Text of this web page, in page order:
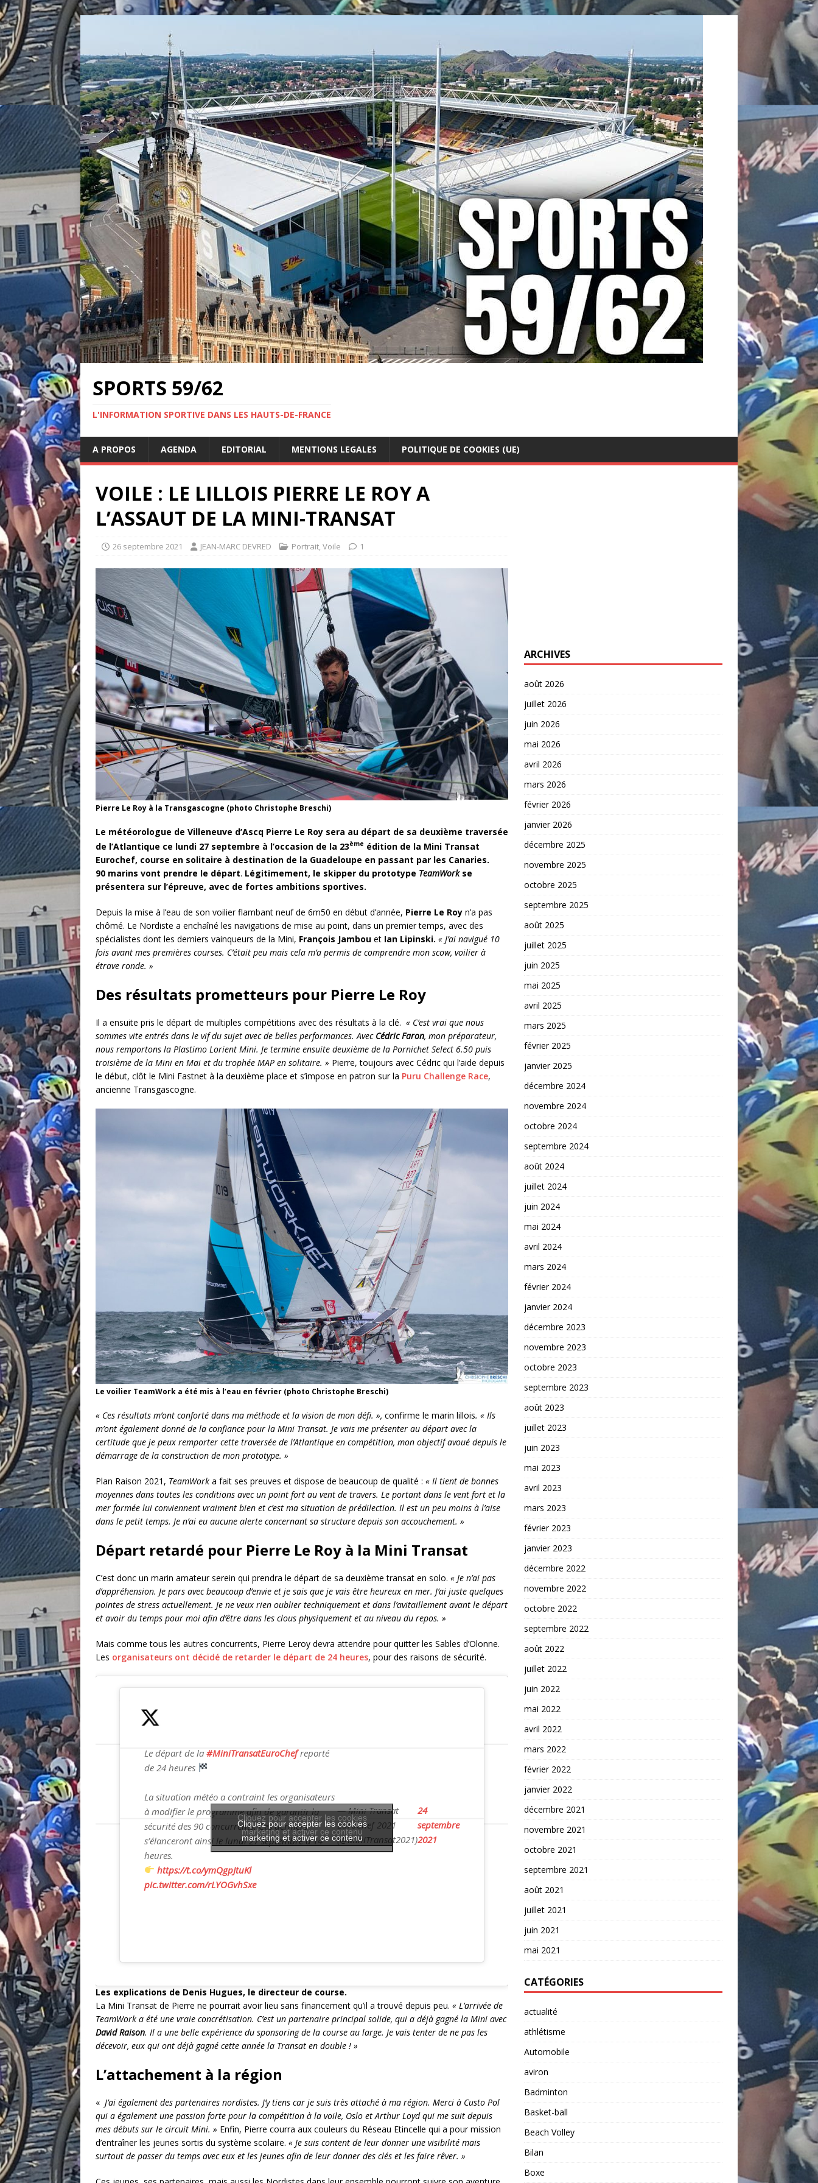
SPORTS 59/62
L'INFORMATION SPORTIVE DANS LES HAUTS-DE-FRANCE
A PROPOS AGENDA EDITORIAL MENTIONS LEGALES POLITIQUE DE COOKIES (UE)
VOILE : LE LILLOIS PIERRE LE ROY A
L’ASSAUT DE LA MINI-TRANSAT
26 septembre 2021 JEAN-MARC DEVRED Portrait,Voile 1
Pierre Le Roy à la Transgascogne (photo Christophe Breschi)
Le météorologue de Villeneuve d’Ascq Pierre Le Roy sera au départ de sa deuxième traversée
de l’Atlantique ce lundi 27 septembre à l’occasion de la 23ème édition de la Mini Transat
Eurochef, course en solitaire à destination de la Guadeloupe en passant par les Canaries.
90 marins vont prendre le départ. Légitimement, le skipper du prototype TeamWorkse
présentera sur l’épreuve, avec de fortes ambitions sportives.
Depuis la mise à l’eau de son voilier flambant neuf de 6m50 en début d’année, Pierre Le Roy n’a pas
chômé. Le Nordiste a enchaîné les navigations de mise au point, dans un premier temps, avec des
spécialistes dont les derniers vainqueurs de la Mini, François Jambou et Ian Lipinski. « J’ai navigué 10
fois avant mes premières courses. C’était peu mais cela m’a permis de comprendre mon scow, voilier à
étrave ronde. »
Des résultats prometteurs pour Pierre Le Roy
Il a ensuite pris le départ de multiples compétitions avec des résultats à la clé. « C’est vrai que nous
sommes vite entrés dans le vif du sujet avec de belles performances. Avec Cédric Faron, mon préparateur,
nous remportons la Plastimo Lorient Mini. Je termine ensuite deuxième de la Pornichet Select 6.50 puis
troisième de la Mini en Mai et du trophée MAP en solitaire. » Pierre, toujours avec Cédric qui l’aide depuis
le début, clôt le Mini Fastnet à la deuxième place et s’impose en patron sur la Puru Challenge Race,
ancienne Transgascogne.
Le voilier TeamWork a été mis à l’eau en février (photo Christophe Breschi)
« Ces résultats m’ont conforté dans ma méthode et la vision de mon défi. », confirme le marin lillois. « Ils
m’ont également donné de la confiance pour la Mini Transat. Je vais me présenter au départ avec la
certitude que je peux remporter cette traversée de l’Atlantique en compétition, mon objectif avoué depuis le
démarrage de la construction de mon prototype. »
Plan Raison 2021, TeamWork a fait ses preuves et dispose de beaucoup de qualité : « Il tient de bonnes
moyennes dans toutes les conditions avec un point fort au vent de travers. Le portant dans le vent fort et la
mer formée lui conviennent vraiment bien et c’est ma situation de prédilection. Il est un peu moins à l’aise
dans le petit temps. Je n’ai eu aucune alerte concernant sa structure depuis son accouchement. »
Départ retardé pour Pierre Le Roy à la Mini Transat
C’est donc un marin amateur serein qui prendra le départ de sa deuxième transat en solo. « Je n’ai pas
d’appréhension. Je pars avec beaucoup d’envie et je sais que je vais être heureux en mer. J’ai juste quelques
pointes de stress actuellement. Je ne veux rien oublier techniquement et dans l’avitaillement avant le départ
et avoir du temps pour moi afin d’être dans les clous physiquement et au niveau du repos. »
Mais comme tous les autres concurrents, Pierre Leroy devra attendre pour quitter les Sables d’Olonne.
Les organisateurs ont décidé de retarder le départ de 24 heures, pour des raisons de sécurité.
Le départ de la #MiniTransatEuroChefreporté
de 24 heures
La situation météo a contraint les organisateurs
à modifier le programme afin de garantir la
sécurité des 90 concurrents. Ces derniers
s’élanceront ainsi le lundi 27 septembre à 14
heures.
https://t.co/ymQgpJtuKl
pic.twitter.com/rLYOGvhSxe
— Mini Transat
EuroChef 2021
(@MiniTransat2021)
24
septembre
2021
Cliquez pour accepter les cookies
marketing et activer ce contenu
Cliquez pour accepter les cookies
marketing et activer ce contenu
Les explications de Denis Hugues, le directeur de course.
La Mini Transat de Pierre ne pourrait avoir lieu sans financement qu’il a trouvé depuis peu. « L’arrivée de
TeamWork a été une vraie concrétisation. C’est un partenaire principal solide, qui a déjà gagné la Mini avec
David Raison. Il a une belle expérience du sponsoring de la course au large. Je vais tenter de ne pas les
décevoir, eux qui ont déjà gagné cette année la Transat en double ! »
L’attachement à la région
« J’ai également des partenaires nordistes. J’y tiens car je suis très attaché à ma région. Merci à Custo Pol
qui a également une passion forte pour la compétition à la voile, Oslo et Arthur Loyd qui me suit depuis
mes débuts sur le circuit Mini. » Enfin, Pierre courra aux couleurs du Réseau Etincelle qui a pour mission
d’entraîner les jeunes sortis du système scolaire. « Je suis content de leur donner une visibilité mais
surtout de passer du temps avec eux et les jeunes afin de leur donner des clés et les faire rêver. »
ARCHIVES
août 2026
juillet 2026
juin 2026
mai 2026
avril 2026
mars 2026
février 2026
janvier 2026
décembre 2025
novembre 2025
octobre 2025
septembre 2025
août 2025
juillet 2025
juin 2025
mai 2025
avril 2025
mars 2025
février 2025
janvier 2025
décembre 2024
novembre 2024
octobre 2024
septembre 2024
août 2024
juillet 2024
juin 2024
mai 2024
avril 2024
mars 2024
février 2024
janvier 2024
décembre 2023
novembre 2023
octobre 2023
septembre 2023
août 2023
juillet 2023
juin 2023
mai 2023
avril 2023
mars 2023
février 2023
janvier 2023
décembre 2022
novembre 2022
octobre 2022
septembre 2022
août 2022
juillet 2022
juin 2022
mai 2022
avril 2022
mars 2022
février 2022
janvier 2022
décembre 2021
novembre 2021
octobre 2021
septembre 2021
août 2021
juillet 2021
juin 2021
mai 2021
CATÉGORIES
actualité
athlétisme
Automobile
aviron
Badminton
Basket-ball
Beach Volley
Bilan
Boxe